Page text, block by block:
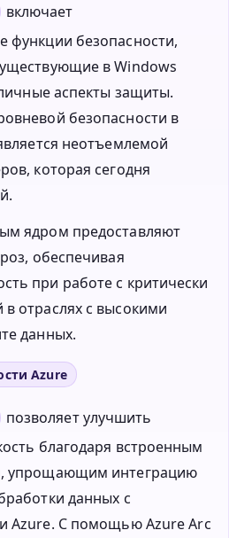
включает
функции безопасности,
в Windows
аспекты защиты.
безопасности в
неотъемлемой
которая сегодня
ядром предоставляют
обеспечивая
при работе с критически
отраслях с высокими
данных.
Azure
позволяет улучшить
благодаря встроенным
упрощающим интеграцию
данных с
Azure. С помощью Azure Arc